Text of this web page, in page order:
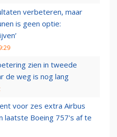
verbeteren, maar
is geen optie:
zien in tweede
de weg is nog lang
voor zes extra Airbus
laatste Boeing 757's af te